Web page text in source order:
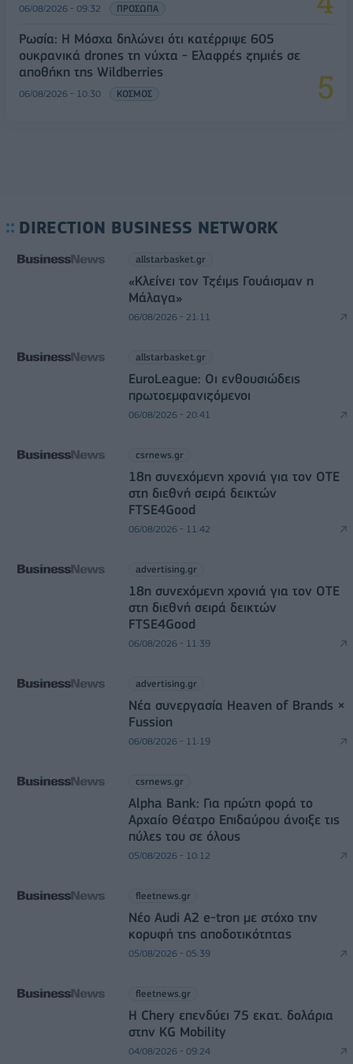
06/08/2026 - 09:32 ΠΡΟΣΩΠΑ
Ρωσία: Η Μόσχα δηλώνει ότι κατέρριψε 605
ουκρανικά drones τη νύχτα - Ελαφρές ζημιές σε
αποθήκη της Wildberries
06/08/2026 - 10:30 ΚΟΣΜΟΣ
DIRECTION BUSINESS NETWORK
allstarbasket.gr
«Κλείνει τον Τζέιμς Γουάισμαν η
Μάλαγα»
06/08/2026 - 21:11
allstarbasket.gr
EuroLeague: Οι ενθουσιώδεις
πρωτοεμφανιζόμενοι
06/08/2026 - 20:41
csrnews.gr
18η συνεχόμενη χρονιά για τον ΟΤΕ
στη διεθνή σειρά δεικτών
FTSE4Good
06/08/2026 - 11:42
advertising.gr
18η συνεχόμενη χρονιά για τον ΟΤΕ
στη διεθνή σειρά δεικτών
FTSE4Good
06/08/2026 - 11:39
advertising.gr
Νέα συνεργασία Heaven of Brands ×
Fussion
06/08/2026 - 11:19
csrnews.gr
Alpha Bank: Για πρώτη φορά το
Αρχαίο Θέατρο Επιδαύρου άνοιξε τις
πύλες του σε όλους
05/08/2026 - 10:12
fleetnews.gr
Νέο Audi A2 e-tron με στόχο την
κορυφή της αποδοτικότητας
05/08/2026 - 05:39
fleetnews.gr
Η Chery επενδύει 75 εκατ. δολάρια
στην KG Mobility
04/08/2026 - 09:24